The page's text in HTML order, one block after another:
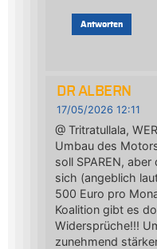
Antworten
DR ALBERN
17/05/2026 12:11
@ Tritratullala,
Umbau des
soll SPAREN,
sich (angeblich
500 Euro pro
Koalition gibt es
Widersprüche!!!
zunehmend